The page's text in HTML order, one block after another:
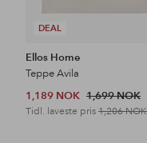
DEAL
Ellos Home
Teppe Avila
1,189 NOK 1,699 NOK
Tidl. laveste pris 1,206 NOK